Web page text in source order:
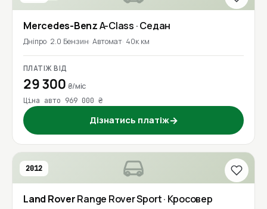
Mercedes-BenzA-Class · Седан
Дніпро 2.0 Бензин Автомат 40к км
ПЛАТІЖ ВІД
29 300 ₴/міс
Ціна авто 969 000 ₴
Дізнатись платіж→
2012
Land RoverRange Rover Sport· Кросовер